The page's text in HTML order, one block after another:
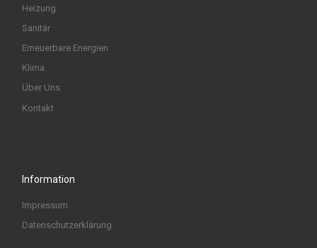
Heizung
Sanitär
Erneuerbare Energien
Klima
Über Uns
Kontakt
Information
Impressum
Datenschutzerklärung